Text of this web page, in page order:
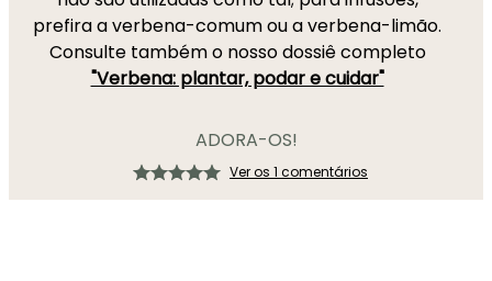
prefira a verbena-comum ou a verbena-limão.
Consulte também o nosso dossiê completo
"Verbena: plantar, podar e cuidar"
ADORA-OS!
Ver os 1 comentários